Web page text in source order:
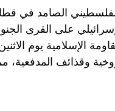
الصامد في
على القرى
وقذائف المدفعية،